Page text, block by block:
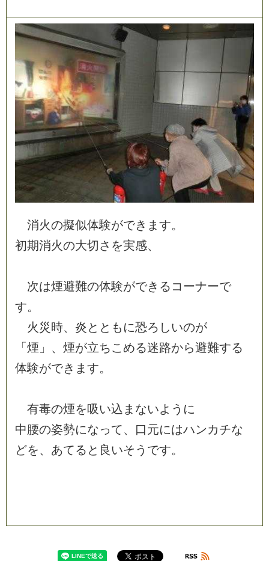
消火の擬似体験ができ ま す。
初期消火の大切さ を実感、
次は煙避難の体験ができ る コ ーナーで
す。
火 災時、 炎 と と も に恐ろ しいのが
「 煙 」 、 煙が立ちこ める迷路から避難する
体験ができ ま す。
有毒の煙を吸い込 ま ないよ う に
中腰の姿勢になって、 口元にはハンカチな
どを、 あてる と 良いそ う です。